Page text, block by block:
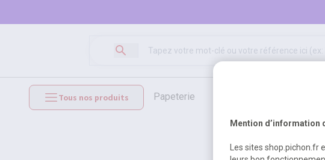
Tous nos produits papeterie
mobilier et équipements hygiène,
Mention d’information
Les sites shop.pichon.fr